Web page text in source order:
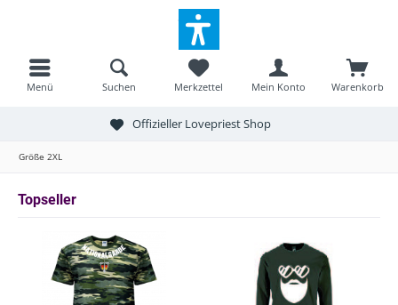
Menü Warenkorb
Merkzettel Mein Konto
Suchen
Offizieller Lovepriest Shop
Größe 2XL
Topseller